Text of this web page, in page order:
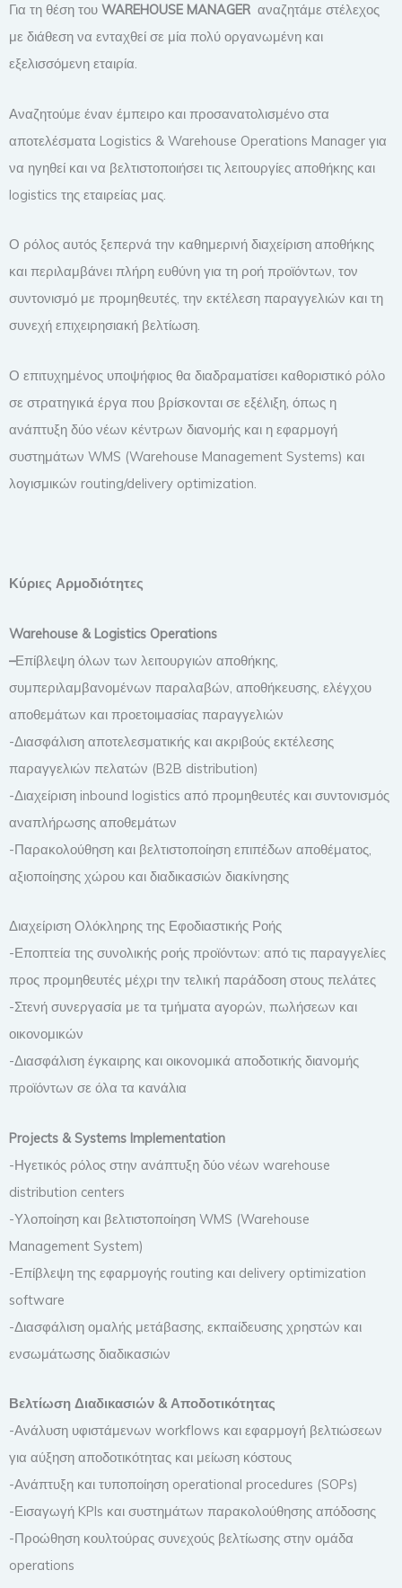
Για τη θέση του WAREHOUSE MANAGER αναζητάμε στέλεχος
με διάθεση να ενταχθεί σε μία πολύ οργανωμένη και
εξελισσόμενη εταιρία.
Αναζητούμε έναν έμπειρο και προσανατολισμένο στα
αποτελέσματα Logistics & Warehouse Operations Manager για
να ηγηθεί και να βελτιστοποιήσει τις λειτουργίες αποθήκης και
logistics της εταιρείας μας.
Ο ρόλος αυτός ξεπερνά την καθημερινή διαχείριση αποθήκης
και περιλαμβάνει πλήρη ευθύνη για τη ροή προϊόντων, τον
συντονισμό με προμηθευτές, την εκτέλεση παραγγελιών και τη
συνεχή επιχειρησιακή βελτίωση.
Ο επιτυχημένος υποψήφιος θα διαδραματίσει καθοριστικό ρόλο
σε στρατηγικά έργα που βρίσκονται σε εξέλιξη, όπως η
ανάπτυξη δύο νέων κέντρων διανομής και η εφαρμογή
συστημάτων WMS (Warehouse Management Systems) και
λογισμικών routing/delivery optimization.
Κύριες Αρμοδιότητες
Warehouse & Logistics Operations
–Επίβλεψη όλων των λειτουργιών αποθήκης,
συμπεριλαμβανομένων παραλαβών, αποθήκευσης, ελέγχου
αποθεμάτων και προετοιμασίας παραγγελιών
-Διασφάλιση αποτελεσματικής και ακριβούς εκτέλεσης
παραγγελιών πελατών (B2B distribution)
-Διαχείριση inbound logistics από προμηθευτές και συντονισμός
αναπλήρωσης αποθεμάτων
-Παρακολούθηση και βελτιστοποίηση επιπέδων αποθέματος,
αξιοποίησης χώρου και διαδικασιών διακίνησης
Διαχείριση Ολόκληρης της Εφοδιαστικής Ροής
-Εποπτεία της συνολικής ροής προϊόντων: από τις παραγγελίες
προς προμηθευτές μέχρι την τελική παράδοση στους πελάτες
-Στενή συνεργασία με τα τμήματα αγορών, πωλήσεων και
οικονομικών
-Διασφάλιση έγκαιρης και οικονομικά αποδοτικής διανομής
προϊόντων σε όλα τα κανάλια
Projects & Systems Implementation
-Ηγετικός ρόλος στην ανάπτυξη δύο νέων warehouse
distribution centers
-Υλοποίηση και βελτιστοποίηση WMS (Warehouse
Management System)
-Επίβλεψη της εφαρμογής routing και delivery optimization
software
-Διασφάλιση ομαλής μετάβασης, εκπαίδευσης χρηστών και
ενσωμάτωσης διαδικασιών
Βελτίωση Διαδικασιών & Αποδοτικότητας
-Ανάλυση υφιστάμενων workflows και εφαρμογή βελτιώσεων
για αύξηση αποδοτικότητας και μείωση κόστους
-Ανάπτυξη και τυποποίηση operational procedures (SOPs)
-Εισαγωγή KPIs και συστημάτων παρακολούθησης απόδοσης
-Προώθηση κουλτούρας συνεχούς βελτίωσης στην ομάδα
operations